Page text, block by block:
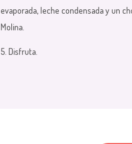
evaporada, leche condensada y un
Molina.
5. Disfruta.